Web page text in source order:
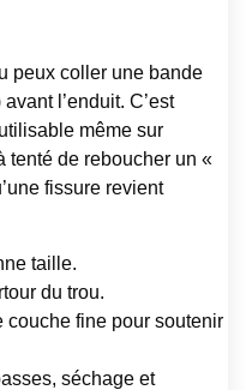
peux coller une bande
l’enduit. C’est
même sur
tenté de reboucher un «
fissure revient
taille.
du trou.
couche fine pour soutenir
séchage et